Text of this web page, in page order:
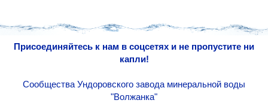
Присоединяйтесь к нам в соцсетях и не пропустите ни
капли!
Сообщества Ундоровского завода минеральной воды
"Волжанка"